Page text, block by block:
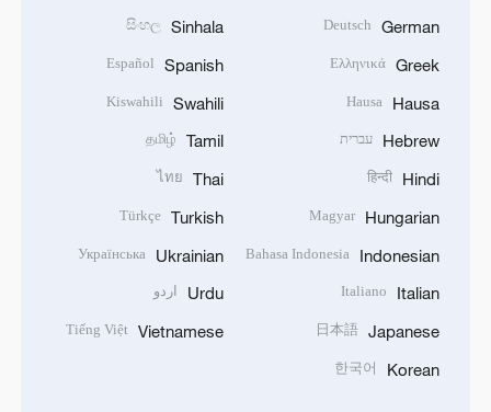
German
Deutsch
Greek
Ελληνικά
Hausa
Hausa
Hebrew עברית
Hindi
हिन्दी
Hungarian
Magyar
Indonesian
Bahasa Indonesia
Italian
Italiano
Japanese
日本語
Korean
한국어
Sinhala
සිංහල
Spanish
Español
Swahili
Kiswahili
Tamil
தமிழ்
Thai
ไทย
Turkish
Türkçe
Ukrainian
Українська
Urdu اردو
Vietnamese
Tiếng Việt